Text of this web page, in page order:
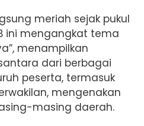
meriah sejak pukul
ini mengangkat tema
menampilkan
dari berbagai
peserta, termasuk
mengenakan
masing daerah.